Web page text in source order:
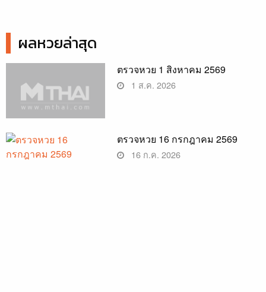
ผลหวยล่าสุด
ตรวจหวย 1 สิงหาคม 2569
1 ส.ค. 2026
ตรวจหวย 16 กรกฎาคม 2569
16 ก.ค. 2026